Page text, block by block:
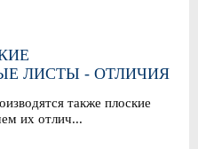
ЛИСТЫ - ОТЛИЧИЯ
также плоские
их отлич...